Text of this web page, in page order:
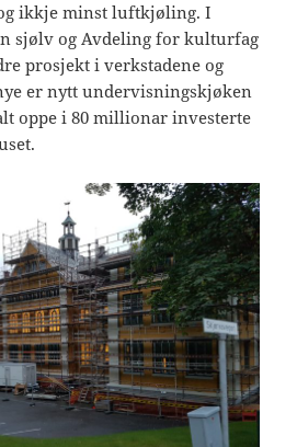
ikkje minst luftkjøling. I
sjølv og Avdeling for kulturfag
prosjekt i verkstadene og
er nytt undervisningskjøken
oppe i 80 millionar investerte